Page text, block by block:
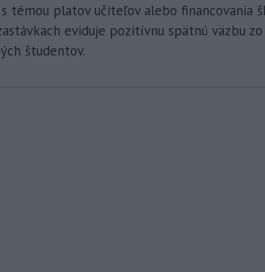
témou platov učiteľov alebo financovania
eviduje pozitívnu spätnú väzbu
študentov.